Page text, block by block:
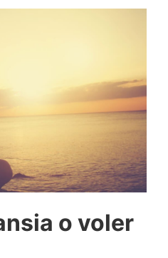
o voler